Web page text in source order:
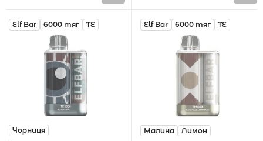
Elf Bar 6000 тяг TE
Чорниця
Elf Bar 6000 тяг TE
Малина Лимон